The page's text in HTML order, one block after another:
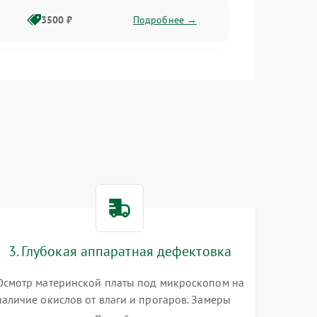
3500 ₽ Подробнее →
3000 ₽ Подробнее →
3. Глубокая аппаратная дефектовка
материнской платы под микроскопом на
окислов от влаги и прогаров. Замеры